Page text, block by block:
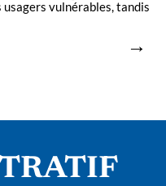
vulnérables, tandis